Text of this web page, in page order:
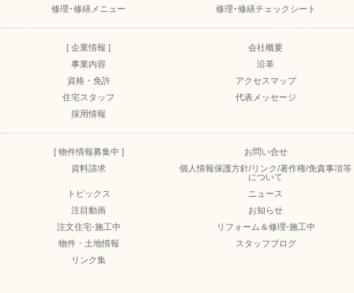
修理･修繕メニュー
修理･修繕チェックシート
[ 企業情報 ]
会社概要
事業内容
沿革
資格・免許
アクセスマップ
住宅スタッフ
代表メッセージ
採用情報
[ 物件情報募集中 ]
お問い合せ
資料請求
個人情報保護方針/リンク/著作権/免責事項等
について
トピックス
ニュース
注目動画
お知らせ
注文住宅-施工中
リフォーム＆修理-施工中
物件・土地情報
スタッフブログ
リンク集